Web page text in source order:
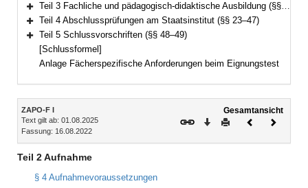
Bereich erweitern
Teil 3 Fachliche und pädagogisch-didaktische Ausbildung (§§ 9–22)
Bereich erweitern
Teil 4 Abschlussprüfungen am Staatsinstitut (§§ 23–47)
Bereich erweitern
Teil 5 Schlussvorschriften (§§ 48–49)
[Schlussformel]
Anlage Fächerspezifische Anforderungen beim Eignungstest
Inhalt
ZAPO-F I
Text gilt ab: 01.08.2025
Fassung: 16.08.2022
Gesamtansicht
Download
DruckenVorheriges
Teil 2 Aufnahme
§ 4 Aufnahmevoraussetzungen